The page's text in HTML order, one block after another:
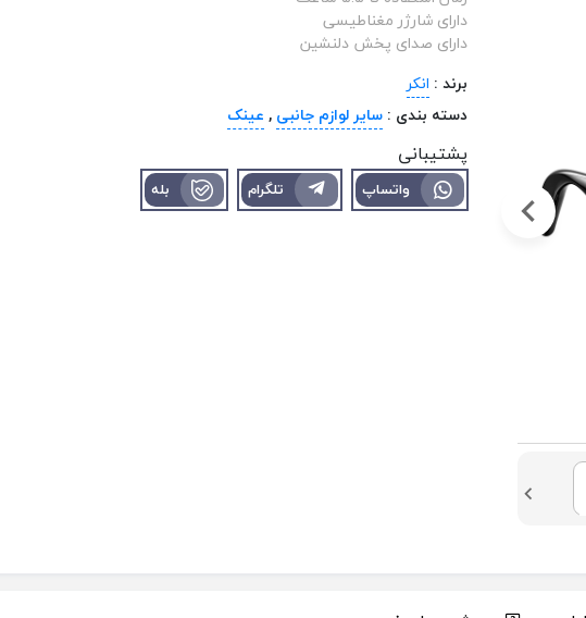
دارای شارژر مغناطیسی
دارای صدای پخش دلنشین
برند : انکر
دسته بندی :سایر لوازم جانبی , عینک
پشتیبانی
واتساپ تلگرام بله